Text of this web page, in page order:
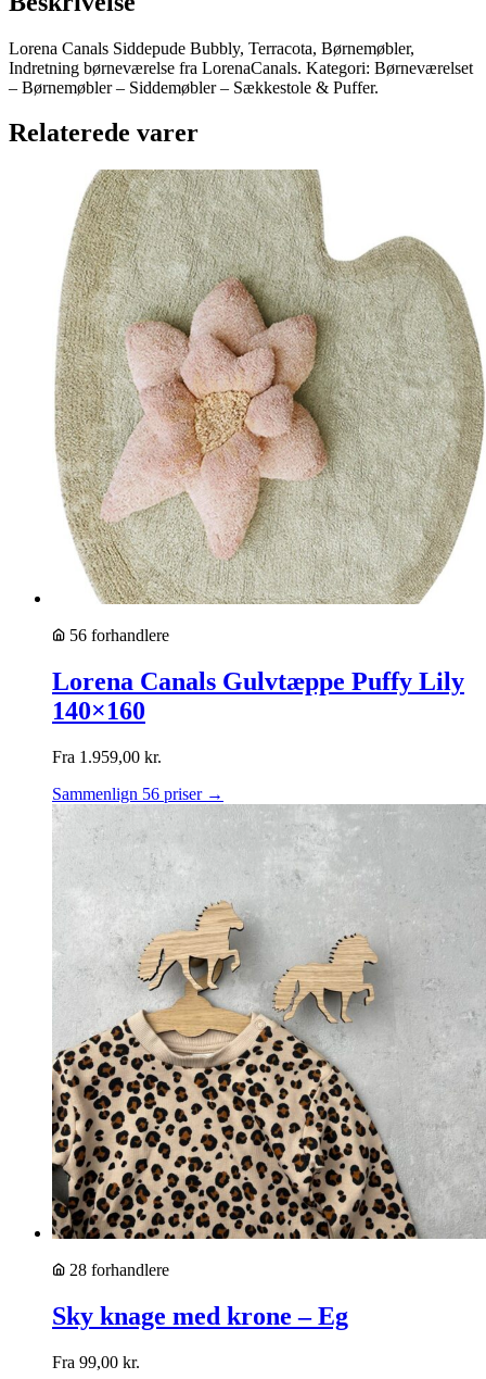
Lorena Canals Siddepude Bubbly, Terracota, Børnemøbler,
Indretning børneværelse fra LorenaCanals. Kategori: Børneværelset
– Børnemøbler – Siddemøbler – Sækkestole & Puffer.
Relaterede varer
56 forhandlere
Lorena Canals Gulvtæppe Puffy Lily
140×160
Fra 1.959,00 kr.
Sammenlign 56 priser →
28 forhandlere
Sky knage med krone – Eg
Fra 99,00 kr.